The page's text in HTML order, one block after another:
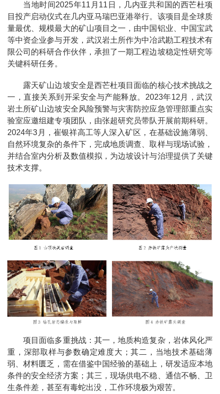
当地时间2025年11月11日，几内亚共和国的西芒杜项
目投产启动仪式在几内亚马瑞巴亚港举行。该项目是全球质
量最优、规模最大的矿山项目之一，由中国铝业、中国宝武
等中资企业参与开发，武汉岩土所作为中冶武勘工程技术有
限公司的科研合作伙伴，承担了一期工程边坡稳定性研究等
关键科研任务。
露天矿山边坡安全是西芒杜项目面临的核心技术挑战之
一，直接关系到开采安全与产能释放。2023年12月，武汉
岩土所矿山边坡安全风险预警与灾害防控应急管理部重点实
验室应邀组建专项团队，由张超研究员带队开展前期科研。
2024年3月，崔银祥高工等人深入矿区，在基础设施薄弱、
自然环境复杂的条件下，完成地质调查、取样与现场试验，
并结合室内分析及数值模拟，为边坡设计与治理提供了关键
技术支撑。
项目面临多重挑战：其一，地质构造复杂，岩体风化严
重，深部取样与参数确定难度大；其二，当地技术基础薄
弱、材料匮乏，需在借鉴中国经验的基础上，研发适应本地
条件的安全经济方案；其三，现场供电不稳、通信不畅、卫
生条件差，甚至有毒蛇出没，工作环境极为艰苦。